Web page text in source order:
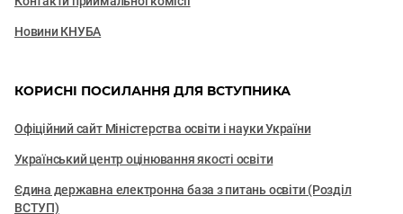
Новини КНУБА
КОРИСНІ ПОСИЛАННЯ ДЛЯ ВСТУПНИКА
Офіційний сайт Міністерства освіти і науки України
Український центр оцінювання якості освіти
Єдина державна електронна база з питань освіти (Розділ
ВСТУП)